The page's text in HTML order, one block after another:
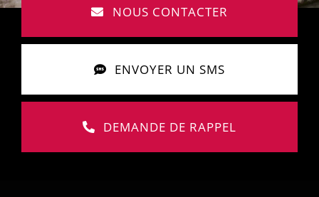
NOUS CONTACTER
ENVOYER UN SMS
DEMANDE DE RAPPEL